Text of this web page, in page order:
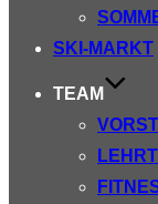
SKI-MARKT
TEAM